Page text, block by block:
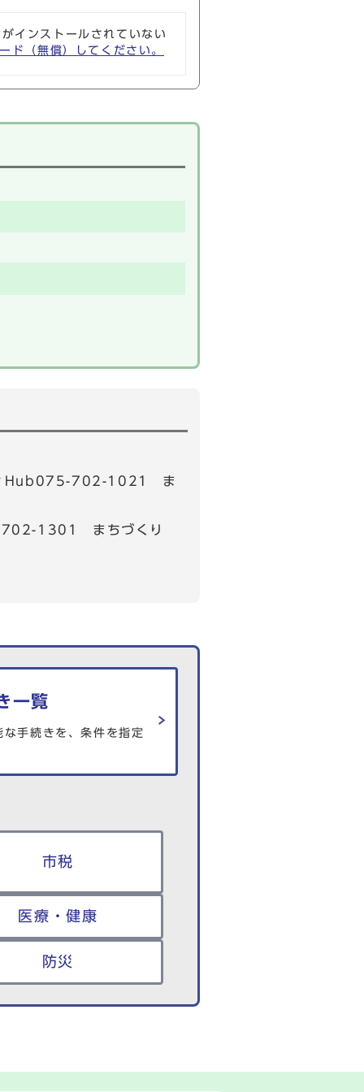
インストールされていない
（無償）してください。
ィHub075-702-1021 ま
702-1301 まちづくり
一覧
手続きを、条件を指定
市税
医療・健康
防災